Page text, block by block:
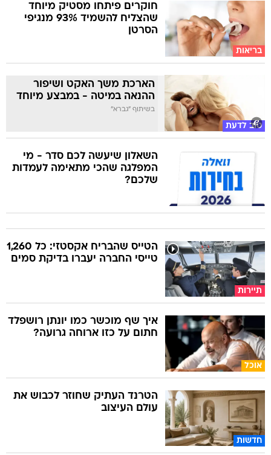
בריאות
חוקרים פיתחו מסטיק מיוחד
שהצליח להשמיד 93% מנגיפי
הסרטן
טוב לדעת
הארכת משך האקט ושיפור
ההנאה במיטה - במבצע מיוחד
בשיתוף "גברא"
השאלון שיעשה לכם סדר - מי
המפלגה שהכי מתאימה לעמדות
שלכם?
תיירות
הטייס שהבריח אקסטזי: כל 1,260
טייסי החברה יעברו בדיקת סמים
אוכל
איך שף מוכשר כמו יונתן רושפלד
חתום על כזו ארוחה גרועה?
חדשות
הטרנד העתיק שחוזר לכבוש את
עולם העיצוב